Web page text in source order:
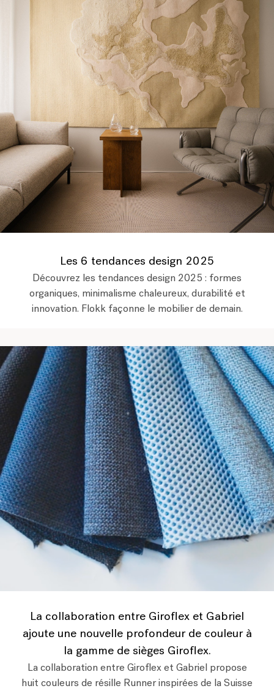
Les 6 tendances design 2025
Découvrez les tendances design 2025 : formes
organiques, minimalisme chaleureux, durabilité et
innovation. Flokk façonne le mobilier de demain.
La collaboration entre Giroflex et Gabriel
ajoute une nouvelle profondeur de couleur à
la gamme de sièges Giroflex.
La collaboration entre Giroflex et Gabriel propose
huit couleurs de résille Runner inspirées de la Suisse